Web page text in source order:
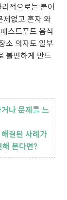
적으로는 붙어
제없고 혼자 와
스트푸드 음식
소 의자도 일부
불편하게 만드
나 문제를 느
결된 사례가
본다면?